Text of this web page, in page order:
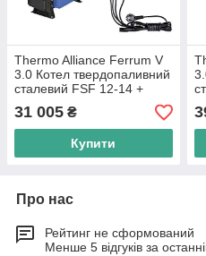
Thermo Alliance Ferrum V
3.0 Котел твердопаливний
сталевий FSF 12-14 +
Вентилятор котла до 40
кВт, "M Plus M"
31 005 ₴
Купити
Про нас
Рейтинг не сформований
Менше 5 відгуків за